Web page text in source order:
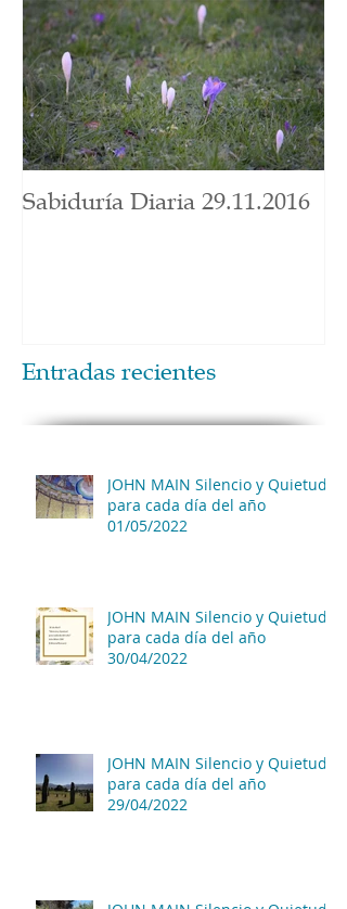
Sabiduría Diaria 29.11.2016
Entradas recientes
JOHN MAIN Silencio y Quietud
para cada día del año
01/05/2022
JOHN MAIN Silencio y Quietud
para cada día del año
30/04/2022
JOHN MAIN Silencio y Quietud
para cada día del año
29/04/2022